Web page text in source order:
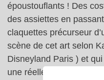
époustouflants ! Des
des assiettes en
claquettes précurseur
scène de cet art selon
Disneyland Paris ) et
une réelle valeur ajoutée